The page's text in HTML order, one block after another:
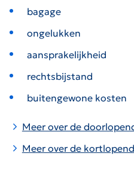
bagage
ongelukken
aansprakelijkheid
rechtsbijstand
buitengewone kosten
Meer over de
Meer over de